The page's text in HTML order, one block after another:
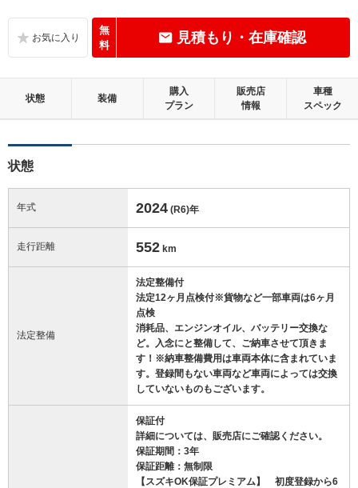
補修の必要な目立つ損傷、悪臭等がないこと
外装：
補修の必要な目立つ損傷がないこと
無
料
見積もり・在庫確認
状態 装備
購入
プラン
販売店
情報
車種
スペック
状態
年式 2024 (R6)年
走行距離 552 km
法定整備
法定整備付
法定12ヶ月点検付※貨物など一部車両は6ヶ月
点検
消耗品、エンジンオイル、バッテリー交換な
ど。入念にと整備して、ご納車させて頂きま
す！※納車整備費用は車両本体に含まれていま
す。登録間もない車両など車両によっては交換
していないものもございます。
保証付
詳細については、販売店にご確認ください。
保証期間：3年
保証距離：無制限
【スズキOK保証プレミアム】 初度登録から6